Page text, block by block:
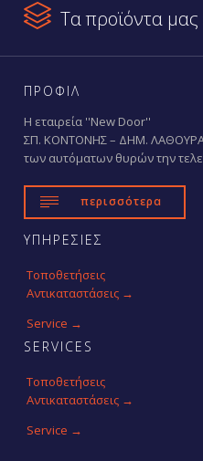
 Τα προϊόντα μας
ΠΡΟΦΙΛ
Η εταιρεία ''New Door''
ΣΠ. ΚΟΝΤΟΝΗΣ – ΔΗΜ.
των αυτόματων θυρών την
 περισσότερα
ΥΠΗΡΕΣΙΕΣ
Τοποθετήσεις
Αντικαταστάσεις →
Service →
SERVICES
Τοποθετήσεις
Αντικαταστάσεις →
Service →